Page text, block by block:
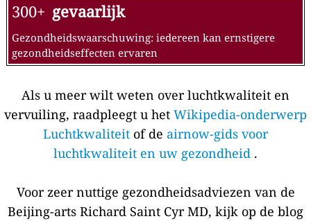
300+ gevaarlijk
Gezondheidswaarschuwing: iedereen kan ernstigere
gezondheidseffecten ervaren
Als u meer wilt weten over luchtkwaliteit en
vervuiling, raadpleegt u het Wikipedia-onderwerp
Luchtkwaliteit of de airnow-gids voor
luchtkwaliteit en uw gezondheid .
Voor zeer nuttige gezondheidsadviezen van de
Beijing-arts Richard Saint Cyr MD, kijk op de blog